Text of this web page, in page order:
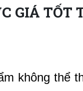
GIÁ TỐT
không thể